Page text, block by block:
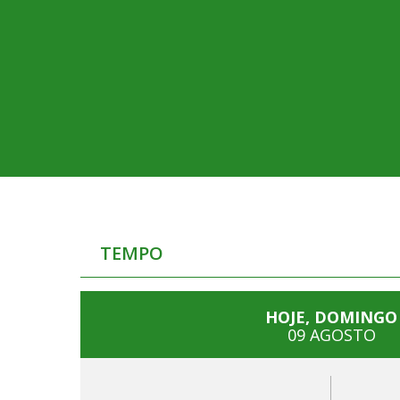
TEMPO
HOJE, DOMINGO
09 AGOSTO